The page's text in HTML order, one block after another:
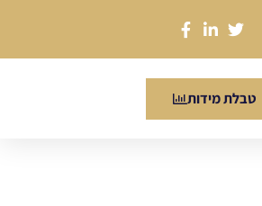
טבלת מידות